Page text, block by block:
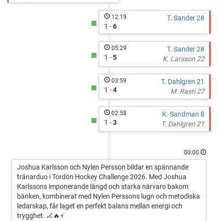
T. Sander 28
12:19
1 -6
T. Sander 28
K. Larsson 22
05:29
1 -5
T. Dahlgren 21
M. Rasti 27
03:59
1 -4
K. Sandman 8
T. Dahlgren 21
02:58
1 -3
00:00
Joshua Karlsson och Nylen Persson bildar en spännande
tränarduo i Tordön Hockey Challenge 2026. Med Joshua
Karlssons imponerande längd och starka närvaro bakom
bänken, kombinerat med Nylen Perssons lugn och metodiska
ledarskap, får laget en perfekt balans mellan energi och
trygghet. 🏒🔥⚡